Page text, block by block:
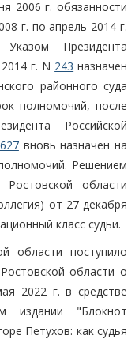
2006 г. обязанности
г. по апрель 2014 г.
Президента
г. N 243 назначен
районного суда
полномочий, после
Российской
627вновь назначен на
Решением
Ростовской области
от 27 декабря
класс судьи.
области поступило
области о
2022 г. в средстве
издании "Блокнот
Петухов: как судья